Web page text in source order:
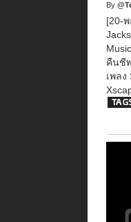
By
[20-
คืนชี
เพล